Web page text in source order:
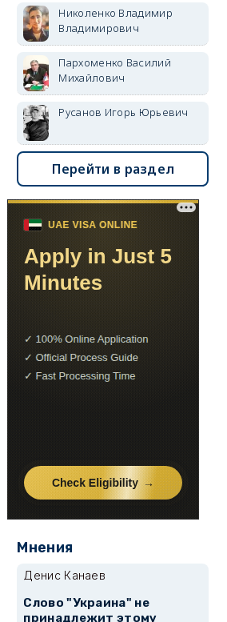
Николенко Владимир
Владимирович
Пархоменко Василий
Михайлович
Русанов Игорь Юрьевич
Перейти в раздел
Мнения
Денис Канаев
Слово "Украина" не
принадлежит этому